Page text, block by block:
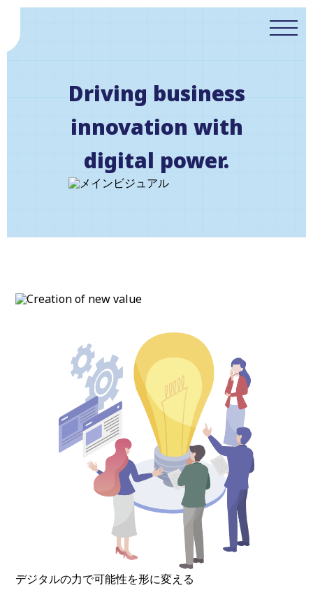
メニュ
Driving business
innovation with
digital power.
デジタルの力で可能性を形に変える